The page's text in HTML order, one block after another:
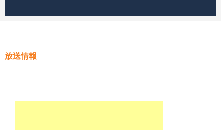
放送情報